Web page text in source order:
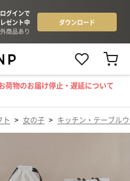
荷物のお届け停止・遅延について
ト > 女の子 > キッチン・テーブル